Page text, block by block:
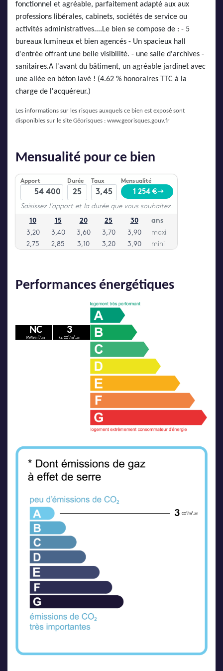
fonctionnel et agréable, parfaitement adapté aux aux
professions libérales, cabinets, sociétés de service ou
activités administratives....Le bien se compose de : - 5
bureaux lumineux et bien agencés - Un spacieux hall
d'entrée offrant une belle visibilité. - une salle d'archives -
sanitaires.A l'avant du bâtiment, un agréable jardinet avec
une allée en béton lavé ! (4.62 % honoraires TTC à la
charge de l'acquéreur.)
Les informations sur les risques auxquels ce bien est exposé sont
disponibles sur le site Géorisques : www.georisques.gouv.fr
Performances énergétiques
NC
KWh/m²/an
3
kg CO²/m².an
3 CO²/m².an
Mensualité pour ce bien